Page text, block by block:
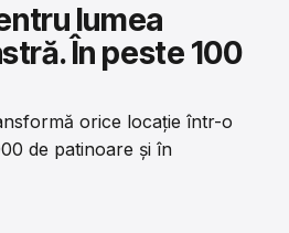
lumea
În peste 100
orice locație într-o
de patinoare și în